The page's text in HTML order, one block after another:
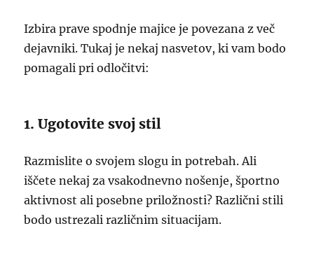
Izbira prave spodnje majice je povezana z več
dejavniki. Tukaj je nekaj nasvetov, ki vam bodo
pomagali pri odločitvi:
1. Ugotovite svoj stil
Razmislite o svojem slogu in potrebah. Ali
iščete nekaj za vsakodnevno nošenje, športno
aktivnost ali posebne priložnosti? Različni stili
bodo ustrezali različnim situacijam.